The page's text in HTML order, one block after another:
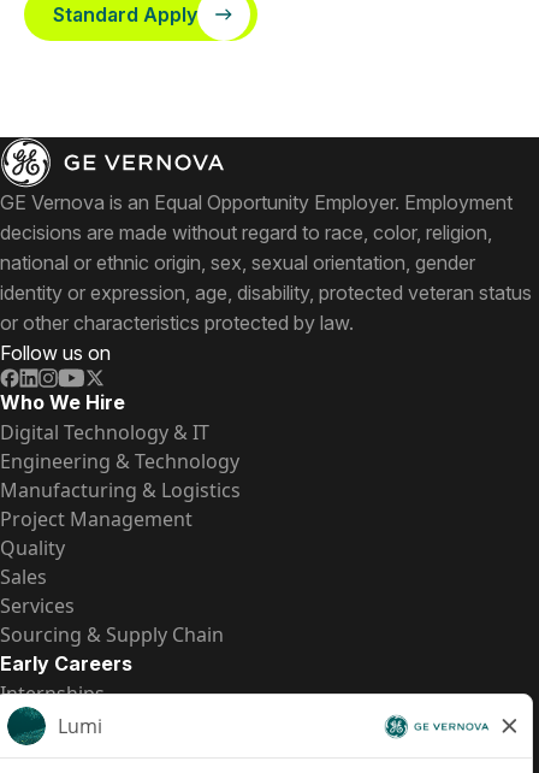
Standard Apply
GE Vernova is an Equal Opportunity Employer. Employment
decisions are made without regard to race, color, religion,
national or ethnic origin, sex, sexual orientation, gender
identity or expression, age, disability, protected veteran status
or other characteristics protected by law.
Follow us on
Who We Hire
Digital Technology & IT
Engineering & Technology
Manufacturing & Logistics
Project Management
Quality
Sales
Services
Sourcing & Supply Chain
Early Careers
Internships
Entry-Level Positions
All Opportunities